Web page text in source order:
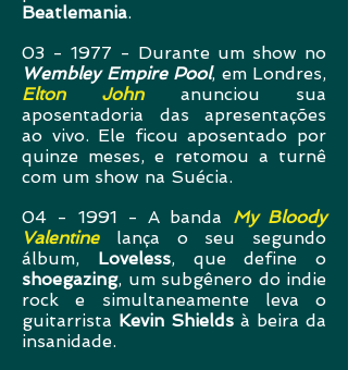
Beatlemania.
03 - 1977 - Durante um show no
Wembley Empire Pool, em Londres,
Elton Johnanunciou sua
aposentadoria das apresentações
ao vivo. Ele ficou aposentado por
quinze meses, e retomou a turnê
com um show na Suécia.
04 - 1991 - A banda My Bloody
Valentinelança o seu segundo
álbum, Loveless, que define o
shoegazing, um subgênero do indie
rock e simultaneamente leva o
guitarrista Kevin Shields à beira da
insanidade.